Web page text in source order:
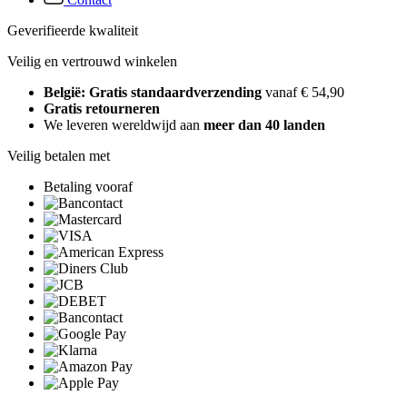
Geverifieerde kwaliteit
Veilig en vertrouwd winkelen
België: Gratis standaardverzending vanaf € 54,90
Gratis retourneren
We leveren wereldwijd aan meer dan 40 landen
Veilig betalen met
Betaling vooraf